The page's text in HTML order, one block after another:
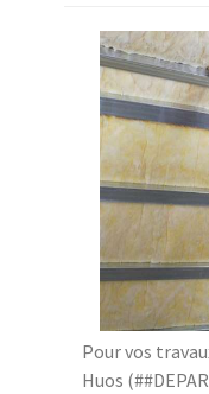
Pour vos
Huos